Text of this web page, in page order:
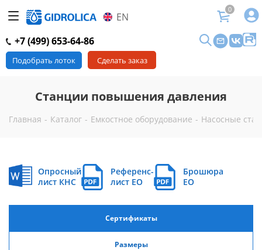
EN
0
+7 (499) 653-64-86
Подобрать лоток Сделать заказ
Станции повышения давления
Главная - Каталог - Емкостное оборудование - Насосные
Опросный
лист КНС
Референс-
лист EO
Брошюра
EO
Сертификаты
Размеры